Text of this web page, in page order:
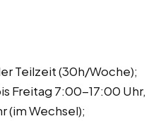
Teilzeit (30h/Woche);
Freitag 7:00-17:00 Uhr,
(im Wechsel);